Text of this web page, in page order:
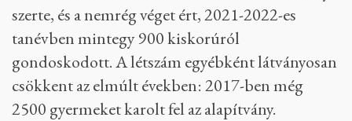
szerte, és a nemrég véget ért, 2021-2022-es
tanévben mintegy 900 kiskorúról
gondoskodott. A létszám egyébként látványosan
csökkent az elmúlt években: 2017-ben még
2500 gyermeket karolt fel az alapítvány.